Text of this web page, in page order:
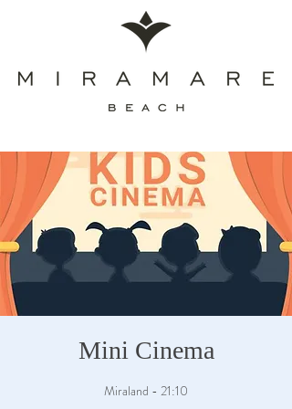
Mini Cinema
Miraland - 21:10